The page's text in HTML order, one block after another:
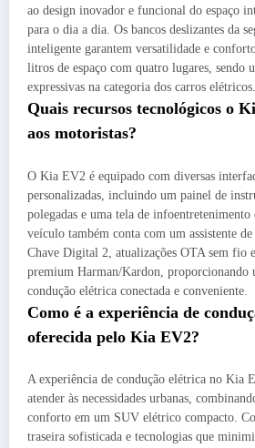
ao design inovador e funcional do espaço
para o dia a dia. Os bancos deslizantes da
inteligente garantem versatilidade e
litros de espaço com quatro lugares, sendo
expressivas na categoria dos carros elétricos.
Quais recursos tecnológicos o
aos motoristas?
O Kia EV2 é equipado com diversas
personalizadas, incluindo um painel de
polegadas e uma tela de
veículo também conta com um assistente
Chave Digital 2, atualizações OTA sem fio
premium Harman/Kardon, proporcionando
condução elétrica conectada e conveniente.
Como é a experiência de
oferecida pelo Kia EV2?
A experiência de condução elétrica no Kia
atender às necessidades urbanas,
conforto em um SUV elétrico compacto.
traseira sofisticada e tecnologias que